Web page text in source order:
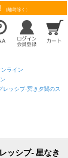
（離島除く）
ライン
レッシブ-冥き夕闇のス
ッシブ- 星なき